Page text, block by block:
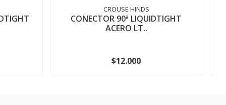
CROUSE HINDS
CONECTOR 90ª LIQUIDTIGHT
ACERO LT..
$12.000